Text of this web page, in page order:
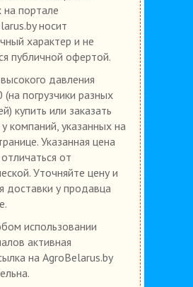
на портале
носит
характер и не
публичной офертой.
давления
погрузчики разных
купить или заказать
компаний, указанных на
Указанная цена
от
Уточняйте цену и
доставки у продавца
использовании
активная
на AgroBelarus.by